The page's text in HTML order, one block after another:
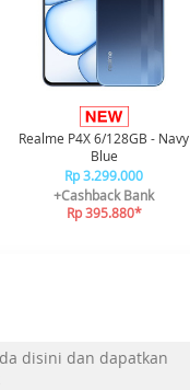
Realme P4X 6/128GB - Navy
Blue
Rp 3.299.000
+Cashback Bank
Rp 395.880*
disini dan dapatkan